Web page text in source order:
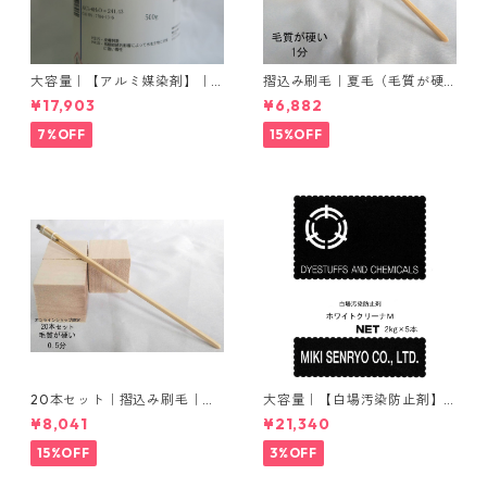
大容量｜【アルミ媒染剤】｜5
00g−5本入り｜塩化アルミニ
ウム
¥17,903
7%OFF
摺込み刷毛｜夏毛（毛質が硬
い）1分｜16本入り＊1セット
¥6,882
15%OFF
20本セット｜摺込み刷毛｜夏
毛（毛質が硬い）0.5分
¥8,041
15%OFF
大容量｜【白場汚染防止剤】
｜2kg×5本｜ホワイトクリー
ナＭ
¥21,340
3%OFF